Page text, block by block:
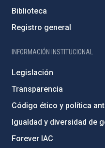
Biblioteca
Registro general
INFORMACIÓN INSTITUCIONAL
Legislación
Transparencia
Código ético y política
Igualdad y diversidad de
Forever IAC